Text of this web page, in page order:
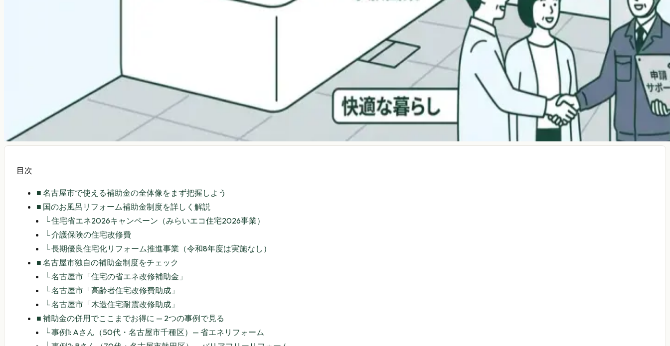
目次
■ 名古屋市で使える補助金の全体像をまず把握しよう
■ 国のお風呂リフォーム補助金制度を詳しく解説
└住宅省エネ2026キャンペーン（みらいエコ住宅2026事業）
└介護保険の住宅改修費
└長期優良住宅化リフォーム推進事業（令和8年度は実施なし）
■ 名古屋市独自の補助金制度をチェック
└名古屋市「住宅の省エネ改修補助金」
└名古屋市「高齢者住宅改修費助成」
└名古屋市「木造住宅耐震改修助成」
■ 補助金の併用でここまでお得に — 2つの事例で見る
└事例1: Aさん（50代・名古屋市千種区）— 省エネリフォーム